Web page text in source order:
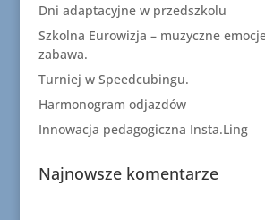
Dni adaptacyjne w przedszkolu
Szkolna Eurowizja – muzyczne
zabawa.
Turniej w Speedcubingu.
Harmonogram odjazdów
Innowacja pedagogiczna Insta.Ling
Najnowsze komentarze